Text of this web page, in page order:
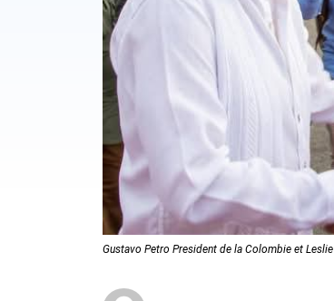
Gustavo Petro President de la Colombie et